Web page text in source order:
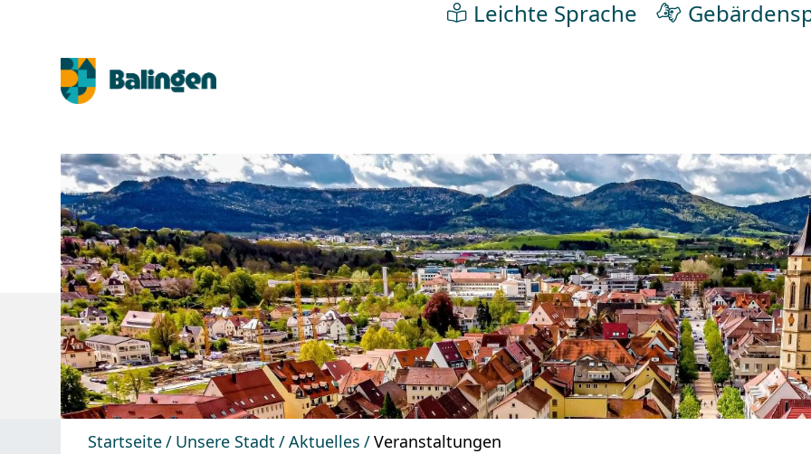
Leichte Sprache
Startseite Unsere Stadt Aktuelles Veranstaltungen